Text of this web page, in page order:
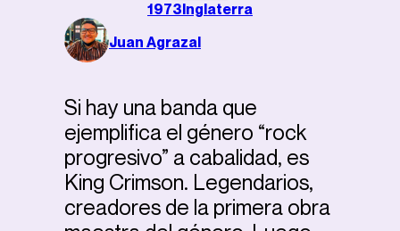
Juan Agrazal
Si hay una banda que
ejemplifica el género “rock
progresivo” a cabalidad, es
King Crimson. Legendarios,
creadores de la primera obra
1973Inglaterra